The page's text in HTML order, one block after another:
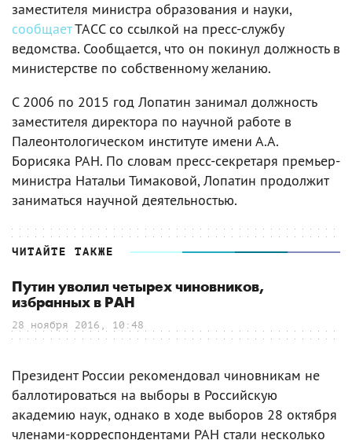
заместителя министра образования и науки,
сообщаетТАСС со ссылкой на пресс-службу
ведомства. Сообщается, что он покинул должность в
министерстве по собственному желанию.
С 2006 по 2015 год Лопатин занимал должность
заместителя директора по научной работе в
Палеонтологическом институте имени А.А.
Борисяка РАН. По словам пресс-секретаря премьер-
министра Натальи Тимаковой, Лопатин продолжит
заниматься научной деятельностью.
ЧИТАЙТЕ ТАКЖЕ
Путин уволил четырех чиновников,
избранных в РАН
28 ноября 2016, 10:48
Президент России рекомендовал чиновникам не
баллотироваться на выборы в Российскую
академию наук, однако в ходе выборов 28 октября
членами-корреспондентами РАН стали несколько